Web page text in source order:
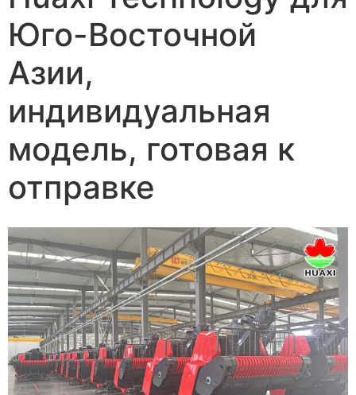
Юго-Восточной
Азии,
индивидуальная
модель, готовая к
отправке